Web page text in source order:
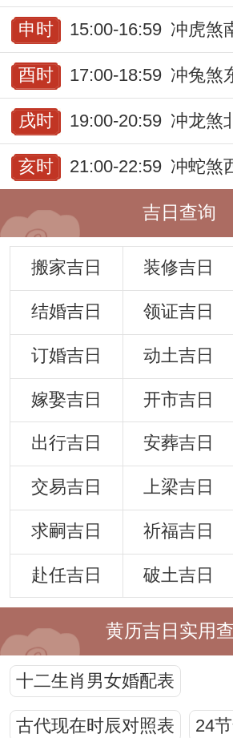
申时 15:00-16:59 冲虎煞
酉时 17:00-18:59 冲兔煞
戌时 19:00-20:59 冲龙煞
亥时 21:00-22:59 冲蛇煞
吉日查询
搬家吉日 装修吉日
结婚吉日 领证吉日
订婚吉日 动土吉日
嫁娶吉日 开市吉日
出行吉日 安葬吉日
交易吉日 上梁吉日
求嗣吉日 祈福吉日
赴任吉日 破土吉日
黄历吉日实用
十二生肖男女婚配表
古代现在时辰对照表 24